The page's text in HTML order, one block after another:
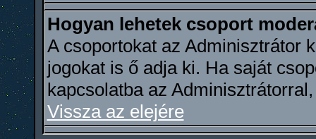
Hogyan lehetek csoport
A csoportokat az Adminisztrátor
jogokat is ő adja ki. Ha saját
kapcsolatba az
Vissza az elejére